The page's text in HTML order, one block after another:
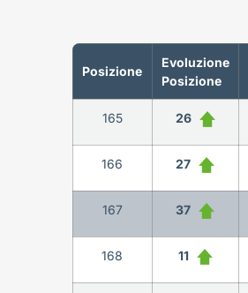
Posizione
Evoluzione
Posizione
165 26
166 27
167 37
168 11